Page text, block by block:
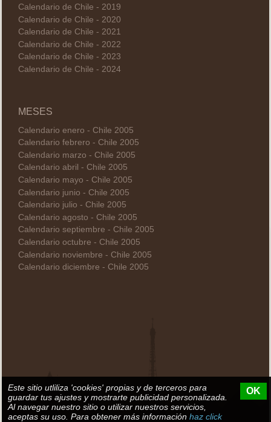
Calendario de Chile - 2019
Calendario de Chile - 2020
Calendario de Chile - 2021
Calendario de Chile - 2022
Calendario de Chile - 2023
Calendario de Chile - 2024
MESES
Calendario enero - Chile 2005
Calendario febrero - Chile 2005
Calendario marzo - Chile 2005
Calendario abril - Chile 2005
Calendario mayo - Chile 2005
Calendario junio - Chile 2005
Calendario julio - Chile 2005
Calendario agosto - Chile 2005
Calendario septiembre - Chile 2005
Calendario octubre - Chile 2005
Calendario noviembre - Chile 2005
Calendario diciembre - Chile 2005
Este sitio utliliza 'cookies' propias y de terceros para
guardar tus ajustes y mostrarte publicidad personalizada.
Al navegar nuestro sitio o utilizar nuestros servicios,
aceptas su uso. Para obtener más información haz click
OK